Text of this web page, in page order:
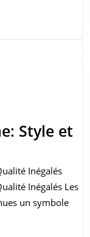
au
féminin
Style et
Inégalés
Inégalés Les
un symbole